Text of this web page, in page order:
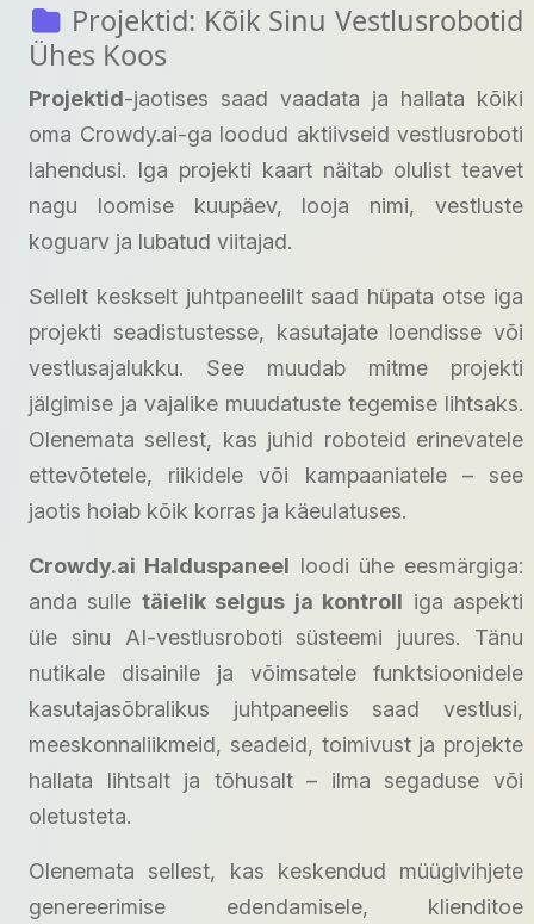
Projektid: Kõik Sinu Vestlusrobotid
Ühes Koos
Projektid-jaotises saad vaadata ja hallata kõiki
oma Crowdy.ai-ga loodud aktiivseid vestlusroboti
lahendusi. Iga projekti kaart näitab olulist teavet
nagu loomise kuupäev, looja nimi, vestluste
koguarv ja lubatud viitajad.
Sellelt keskselt juhtpaneelilt saad hüpata otse iga
projekti seadistustesse, kasutajate loendisse või
vestlusajalukku. See muudab mitme projekti
jälgimise ja vajalike muudatuste tegemise lihtsaks.
Olenemata sellest, kas juhid roboteid erinevatele
ettevõtetele, riikidele või kampaaniatele – see
jaotis hoiab kõik korras ja käeulatuses.
Crowdy.ai Halduspaneel loodi ühe eesmärgiga:
anda sulle täielik selgus ja kontroll iga aspekti
üle sinu AI-vestlusroboti süsteemi juures. Tänu
nutikale disainile ja võimsatele funktsioonidele
kasutajasõbralikus juhtpaneelis saad vestlusi,
meeskonnaliikmeid, seadeid, toimivust ja projekte
hallata lihtsalt ja tõhusalt – ilma segaduse või
oletusteta.
Olenemata sellest, kas keskendud müügivihjete
genereerimise edendamisele, klienditoe